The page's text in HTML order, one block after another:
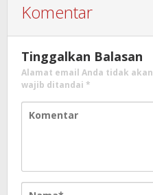
Komentar
Tinggalkan Balasan
Alamat email Anda tidak
wajib ditandai *